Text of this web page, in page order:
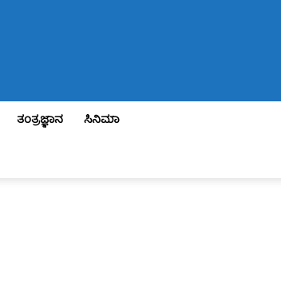
ತಂತ್ರಜ್ಞಾನ
ಸಿನಿಮಾ